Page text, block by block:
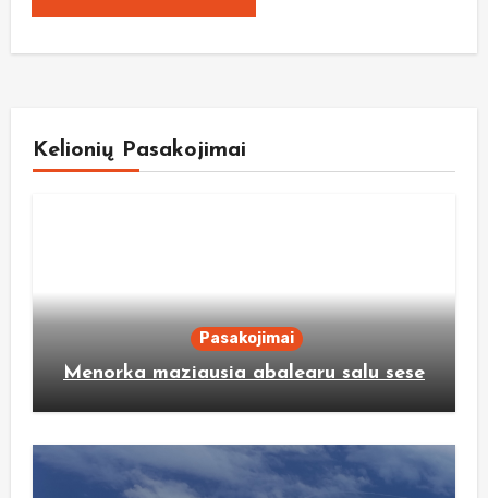
Kelionių Pasakojimai
Pasakojimai
Menorka maziausia abalearu salu sese